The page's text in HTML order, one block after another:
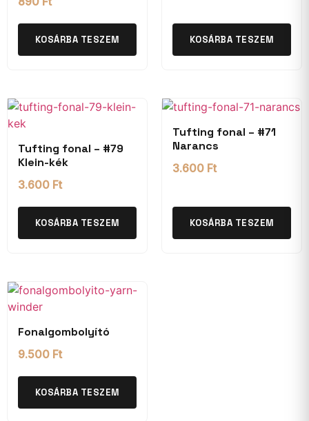
KOSÁRBA TESZEM KOSÁRBA TESZEM
Tufting fonal – #79
Klein-kék
3.600 Ft
KOSÁRBA TESZEM
Tufting fonal – #71
Narancs
3.600 Ft
KOSÁRBA TESZEM
Fonalgombolyító
9.500 Ft
KOSÁRBA TESZEM